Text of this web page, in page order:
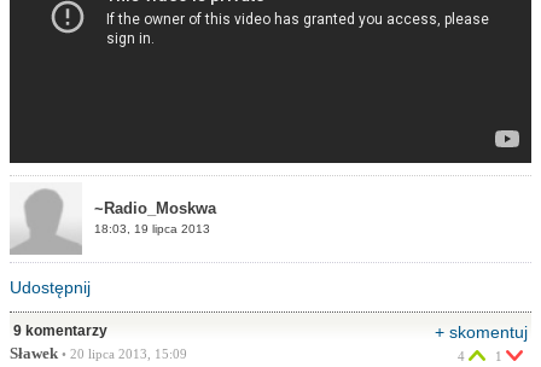
~Radio_Moskwa
18:03, 19 lipca 2013
Udostępnij
9 komentarzy + skomentuj
Sławek • 20 lipca 2013, 15:09 4 1